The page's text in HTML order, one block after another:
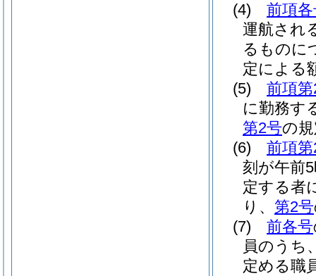
(4)
前項
運航され
るものに
定による
(5)
前項
に勤務す
第2号の
(6)
前項
刻が午前
定する者
り、 第2号
(7)
前各号
員のうち
定める職